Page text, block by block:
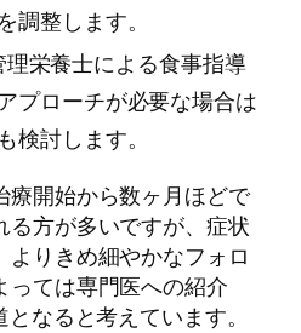
調整します。
理栄養士による食事指導
プローチが必要な場合は
検討します。
療開始から数ヶ月ほどで
方が多いですが、症状
りきめ細やかなフォロ
っては専門医への紹介
なると考えています。